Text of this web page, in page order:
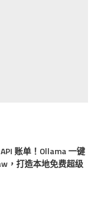
账单！Ollama 一键
，打造本地免费超级